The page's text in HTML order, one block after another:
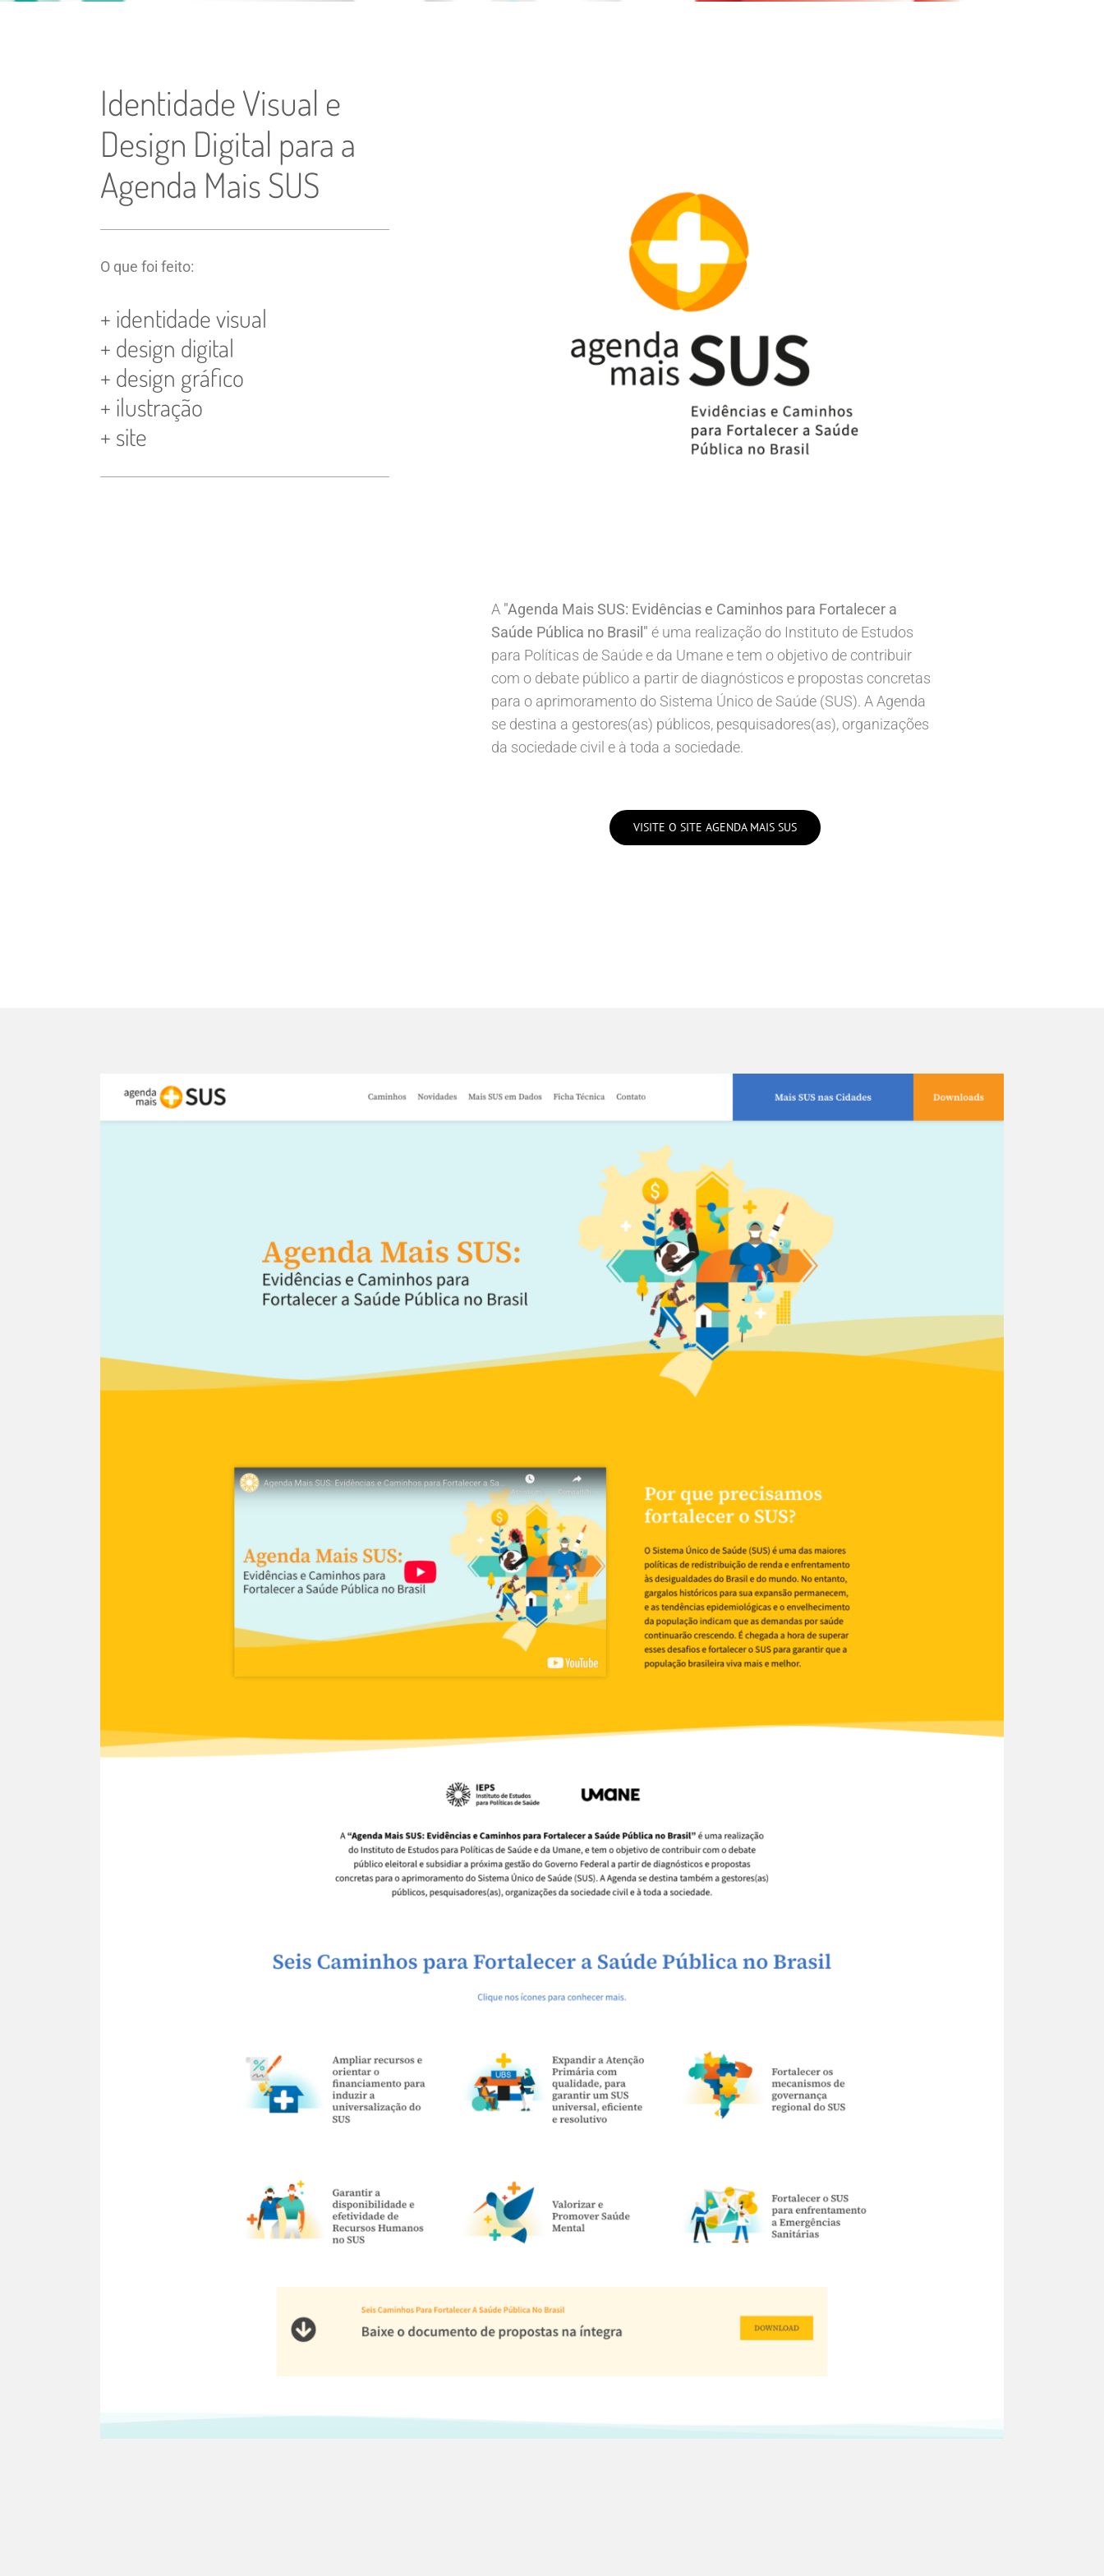
Identidade Visual e
Design Digital para a
Agenda Mais SUS
O que foi feito:
+ identidade visual
+ design digital
+ design gráfico
+ ilustração
+ site
A "Agenda Mais SUS: Evidências e Caminhos para Fortalecer a
Saúde Pública no Brasil" é uma realização do Instituto de Estudos
para Políticas de Saúde e da Umane e tem o objetivo de contribuir
com o debate público a partir de diagnósticos e propostas concretas
para o aprimoramento do Sistema Único de Saúde (SUS). A Agenda
se destina a gestores(as) públicos, pesquisadores(as), organizações
da sociedade civil e à toda a sociedade.
VISITE O SITE AGENDA MAIS SUS